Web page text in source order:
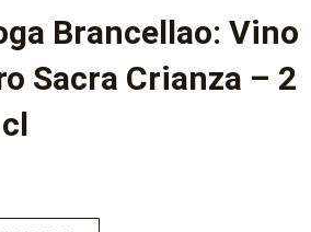
Brancellao: Vino
Sacra Crianza – 2